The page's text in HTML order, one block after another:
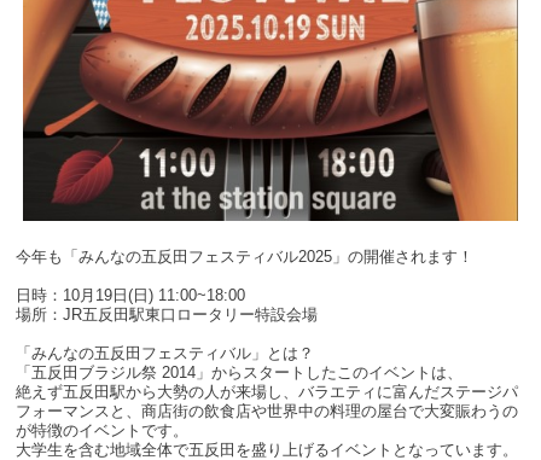
今年も「みんなの五反田フェスティバル2025」の開催されます！
日時：10月19日(日) 11:00~18:00
場所：JR五反田駅東口ロータリー特設会場
「みんなの五反田フェスティバル」とは？
「五反田ブラジル祭 2014」からスタートしたこのイベントは、
絶えず五反田駅から大勢の人が来場し、バラエティに富んだステージパ
フォーマンスと、商店街の飲食店や世界中の料理の屋台で大変賑わうの
が特徴のイベントです。
大学生を含む地域全体で五反田を盛り上げるイベントとなっています。